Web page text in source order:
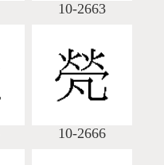
10-2663
10-2666